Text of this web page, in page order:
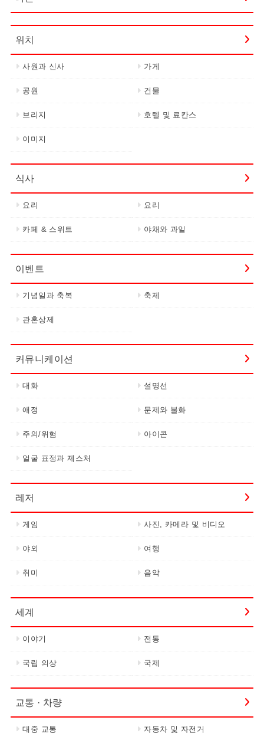
위치
사원과 신사 가게
공원 건물
브리지 호텔 및 료칸스
이미지
식사
요리 요리
카페 & 스위트 야채와 과일
이벤트
기념일과 축복 축제
관혼상제
커뮤니케이션
대화 설명선
애정 문제와 불화
주의/위험 아이콘
얼굴 표정과 제스처
레저
게임 사진, 카메라 및 비디오
야외 여행
취미 음악
세계
이야기 전통
국립 의상 국제
교통 · 차량
대중 교통 자동차 및 자전거